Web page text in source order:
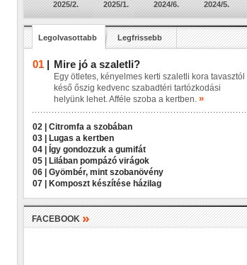
2025/2. 2025/1. 2024/6. 2024/5.
Legolvasottabb Legfrissebb
01 | Mire jó a szaletli?
Egy ötletes, kényelmes kerti szaletli kora tavasztól
késő őszig kedvenc szabadtéri tartózkodási
helyünk lehet. Afféle szoba a kertben. »
02 |
Citromfa a szobában
03 |
Lugas a kertben
04 |
Így gondozzuk a gumifát
05 |
Lilában pompázó virágok
06 |
Gyömbér, mint szobanövény
07 |
Komposzt készítése házilag
FACEBOOK»